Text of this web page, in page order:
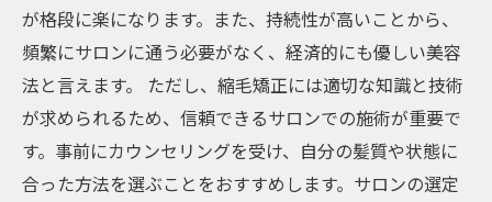
が格段に楽になります。また、持続性が高いことから、
頻繁にサロンに通う必要がなく、経済的にも優しい美容
法と言えます。 ただし、縮毛矯正には適切な知識と技術
が求められるため、信頼できるサロンでの施術が重要で
す。事前にカウンセリングを受け、自分の髪質や状態に
合った方法を選ぶことをおすすめします。サロンの選定